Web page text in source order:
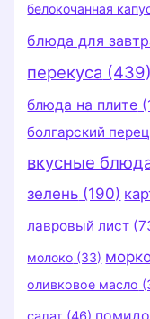
белокочанная
блюда для
перекуса (439)
блюда на плите
болгарский перец
вкусные
зелень (190)
лавровый лист
молоко (33)
оливковое масло